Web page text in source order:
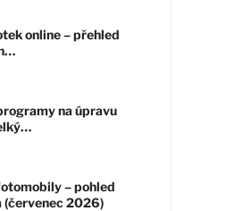
online – přehled
na úpravu
– pohled
2026)